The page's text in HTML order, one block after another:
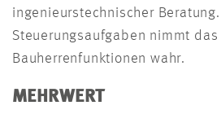
ingenieurstechnischer
Steuerungsaufgaben nimmt
Bauherrenfunktionen wahr.
MEHRWERT